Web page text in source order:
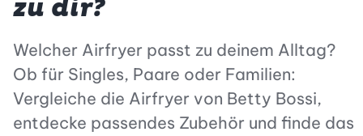
zu dir?
Welcher Airfryer passt zu deinem Alltag?
Ob für Singles, Paare oder Familien:
Vergleiche die Airfryer von Betty Bossi,
entdecke passendes Zubehör und finde das